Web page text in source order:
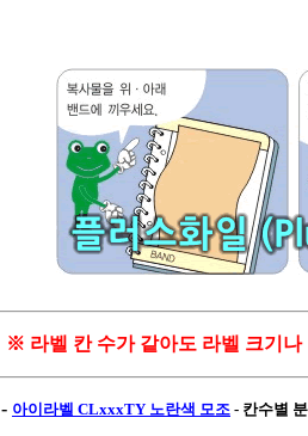
※ 라벨 칸 수가 같아도 라벨 크기나
- 아이라벨 CLxxxTY 노란색 모조 - 칸수별